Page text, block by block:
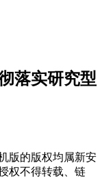
落实研究型
版的版权均属新安
权不得转载、链